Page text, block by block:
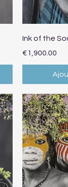
Ink of the
Prix
€1,900.00